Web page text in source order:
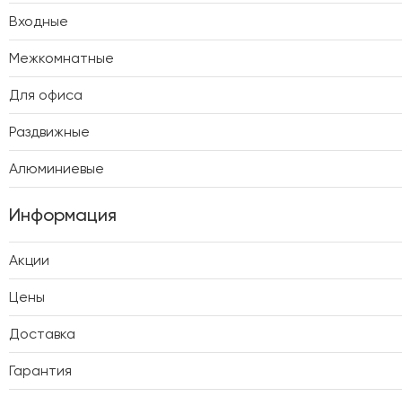
Входные
Межкомнатные
Для офиса
Раздвижные
Алюминиевые
Информация
Акции
Цены
Доставка
Гарантия